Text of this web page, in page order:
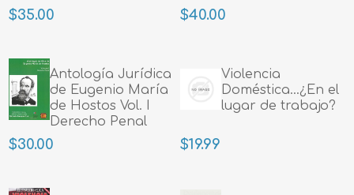
$35.00 $40.00
Antología Jurídica
de Eugenio María
de Hostos Vol. I
Derecho Penal
$30.00
Violencia
Doméstica...¿En el
lugar de trabajo?
$19.99